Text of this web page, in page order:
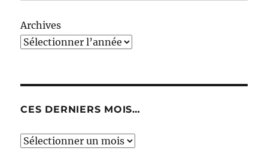
Archives
CES DERNIERS MOIS…
Ces